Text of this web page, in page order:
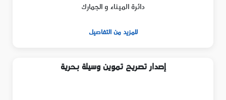
دائرة الميناء و الجمارك
للمزيد من التفاصيل
إصدار تصريح تموين وسيلة بحرية